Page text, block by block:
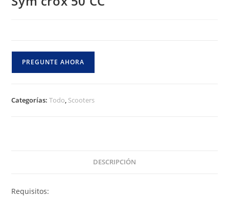
PREGUNTE AHORA
Categorías:Todo, Scooters
DESCRIPCIÓN
Requisitos: